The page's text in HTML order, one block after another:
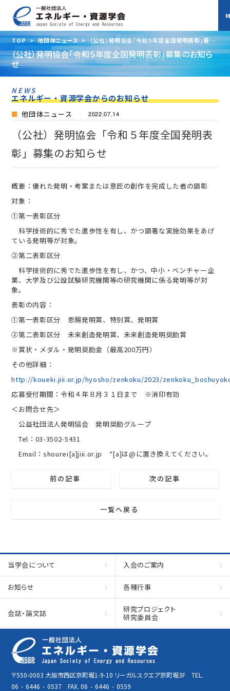
TOP > 他団体ニュース > （公社）発明協会「令和５年度全国発明表彰」募集
（公社）発明協会「令和５年度全国発明表彰」募集のお知ら
せ
NEWS
エネルギー・資源学会からのお知らせ
他団体ニュース 2022.07.14
（公社）発明協会「令和５年度全国発明表
彰」募集のお知らせ
概要：優れた発明・考案または意匠の創作を完成した者の顕彰
対象：
①第一表彰区分
科学技術的に秀でた進歩性を有し、かつ顕著な実施効果をあげ
ている発明等が対象。
②第二表彰区分
科学技術的に秀でた進歩性を有し、かつ、中小・ベンチャー企
業、大学及び公設試験研究機関等の研究機関に係る発明等が対
象。
表彰の内容：
①第一表彰区分 恩賜発明賞、特別賞、発明賞
②第二表彰区分 未来創造発明賞、未来創造発明奨励賞
※賞状・メダル・発明奨励金（最高200万円）
その他詳細：
http://koueki.jiii.or.jp/hyosho/zenkoku/2023/
応募受付期間：令和４年８月３１日まで ※消印有効
＜お問合せ先＞
公益社団法人発明協会 発明奨励グループ
Tel：03-3502-5431
Email：shourei[a]jiii.or.jp *[a]は@に置き換えてください。
前の記事
一覧へ戻る
次の記事
当学会について 入会のご案内
お知らせ 各種行事
会誌・論文誌
研究プロジェクト
研究委員会
〒550-0003 大阪市西区京町堀1-9-10 リーガルスクエア京町堀3F TEL.
06 - 6446 - 0537 FAX. 06 - 6446 - 0559